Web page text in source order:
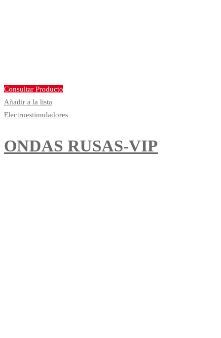
Consultar Producto
Añadir a la lista
Electroestimuladores
ONDAS RUSAS-VIP